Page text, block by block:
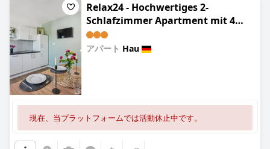
Relax24 - Hochwertiges 2-
Schlafzimmer Apartment mit 4
Betten & Balkon
アパート Hau
現在、当プラットフォームでは活動休止中です。